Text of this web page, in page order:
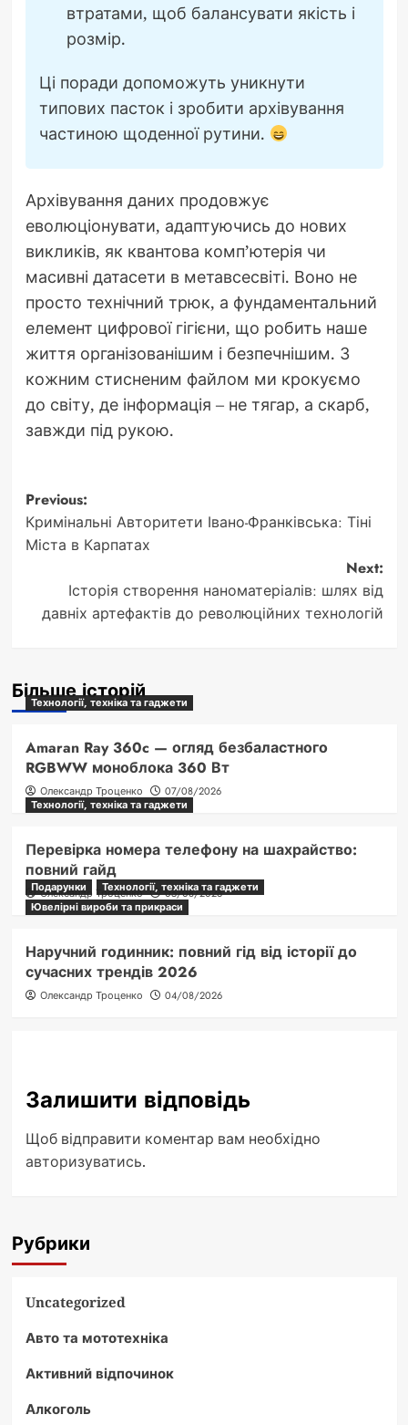
втратами, щоб балансувати якість і
розмір.
Ці поради допоможуть уникнути
типових пасток і зробити архівування
частиною щоденної рутини.
Архівування даних продовжує
еволюціонувати, адаптуючись до нових
викликів, як квантова комп’ютерія чи
масивні датасети в метавсесвіті. Воно не
просто технічний трюк, а фундаментальний
елемент цифрової гігієни, що робить наше
життя організованішим і безпечнішим. З
кожним стисненим файлом ми крокуємо
до світу, де інформація – не тягар, а скарб,
завжди під рукою.
Post
navigation
Previous:
Кримінальні Авторитети Івано-Франківська: Тіні
Міста в Карпатах
Next:
Історія створення наноматеріалів: шлях від
давніх артефактів до революційних технологій
Більше історій
Технології, техніка та гаджети
Amaran Ray 360c — огляд безбаластного
RGBWW моноблока 360 Вт
Олександр Троценко
07/08/2026
Технології, техніка та гаджети
Перевірка номера телефону на шахрайство:
повний гайд
Олександр Троценко 05/08/2026
Подарунки
Технології, техніка та гаджети
Ювелірні вироби та прикраси
Наручний годинник: повний гід від історії до
сучасних трендів 2026
Олександр Троценко 04/08/2026
Залишити відповідь
Щоб відправити коментар вам необхідно
авторизуватись.
Рубрики
Uncategorized
Авто та мототехніка
Активний відпочинок
Алкоголь